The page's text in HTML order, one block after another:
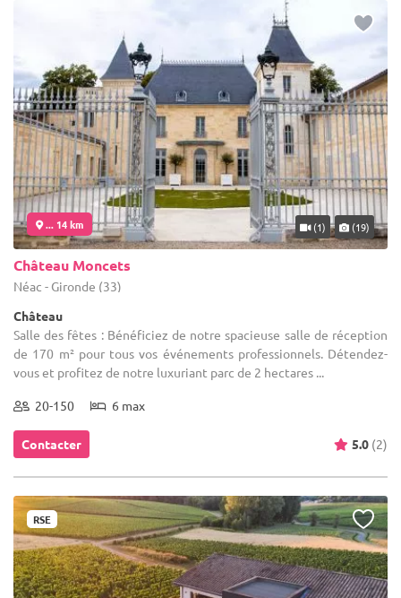
... 14 km (1) (19)
Château Moncets
Néac - Gironde (33)
Château
Salle des fêtes : Bénéficiez de notre spacieuse salle de réception
de 170 m² pour tous vos événements professionnels. Détendez-
vous et profitez de notre luxuriant parc de 2 hectares ...
20-150 6 max
Contacter 5.0 (2)
RSE